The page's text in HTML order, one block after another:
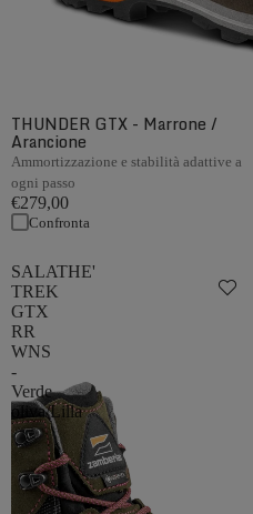
THUNDER GTX - Marrone /
Arancione
Ammortizzazione e stabilità adattive a
ogni passo
€279,00
Confronta
SALATHE'
TREK
GTX
RR
WNS
-
Verde
oliva/Lilla